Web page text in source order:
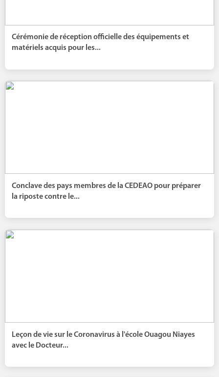
Cérémonie de réception officielle des équipements et
matériels acquis pour les...
Conclave des pays membres de la CEDEAO pour préparer
la riposte contre le...
Leçon de vie sur le Coronavirus à l'école Ouagou Niayes
avec le Docteur...